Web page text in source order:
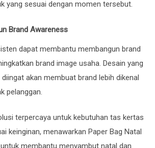
yang sesuai dengan momen tersebut.
Brand Awareness
dapat membantu membangun brand
brand image usaha. Desain yang
akan membuat brand lebih dikenal
pelanggan.
terpercaya untuk kebutuhan tas kertas
keinginan, menawarkan Paper Bag Natal
membantu menyambut natal dan